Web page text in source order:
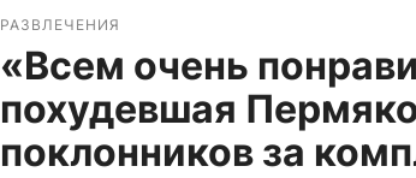
РАЗВЛЕЧЕНИЯ
«Всем очень
похудевшая
поклонников за